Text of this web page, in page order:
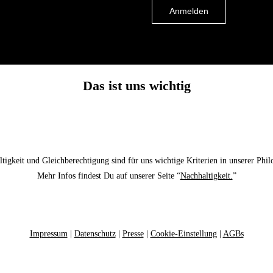
Das ist uns wichtig
und Gleichberechtigung sind für uns wichtige Kriterien in unserer
Mehr Infos findest Du auf unserer Seite “Nachhaltigkeit.”
Impressum| Datenschutz| Presse| Cookie-Einstellung| AGBs